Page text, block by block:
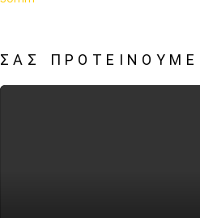
ΣΑΣ ΠΡΟΤΕΊΝΟΥΜΕ